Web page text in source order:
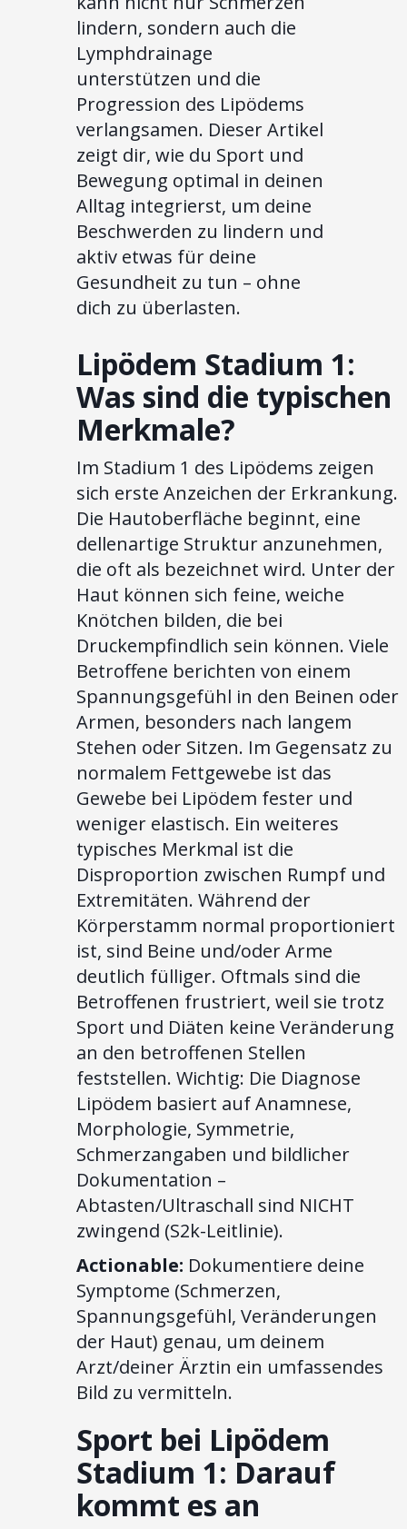
lindern, sondern auch die
Lymphdrainage
unterstützen und die
Progression des Lipödems
verlangsamen. Dieser Artikel
zeigt dir, wie du Sport und
Bewegung optimal in deinen
Alltag integrierst, um deine
Beschwerden zu lindern und
aktiv etwas für deine
Gesundheit zu tun – ohne
dich zu überlasten.
Lipödem Stadium 1:
Was sind die typischen
Merkmale?
Im Stadium 1 des Lipödems zeigen
sich erste Anzeichen der Erkrankung.
Die Hautoberfläche beginnt, eine
dellenartige Struktur anzunehmen,
die oft als bezeichnet wird. Unter der
Haut können sich feine, weiche
Knötchen bilden, die bei
Druckempfindlich sein können. Viele
Betroffene berichten von einem
Spannungsgefühl in den Beinen oder
Armen, besonders nach langem
Stehen oder Sitzen. Im Gegensatz zu
normalem Fettgewebe ist das
Gewebe bei Lipödem fester und
weniger elastisch. Ein weiteres
typisches Merkmal ist die
Disproportion zwischen Rumpf und
Extremitäten. Während der
Körperstamm normal proportioniert
ist, sind Beine und/oder Arme
deutlich fülliger. Oftmals sind die
Betroffenen frustriert, weil sie trotz
Sport und Diäten keine Veränderung
an den betroffenen Stellen
feststellen. Wichtig: Die Diagnose
Lipödem basiert auf Anamnese,
Morphologie, Symmetrie,
Schmerzangaben und bildlicher
Dokumentation –
Abtasten/Ultraschall sind NICHT
zwingend (S2k-Leitlinie).
Actionable: Dokumentiere deine
Symptome (Schmerzen,
Spannungsgefühl, Veränderungen
der Haut) genau, um deinem
Arzt/deiner Ärztin ein umfassendes
Bild zu vermitteln.
Sport bei Lipödem
Stadium 1: Darauf
kommt es an